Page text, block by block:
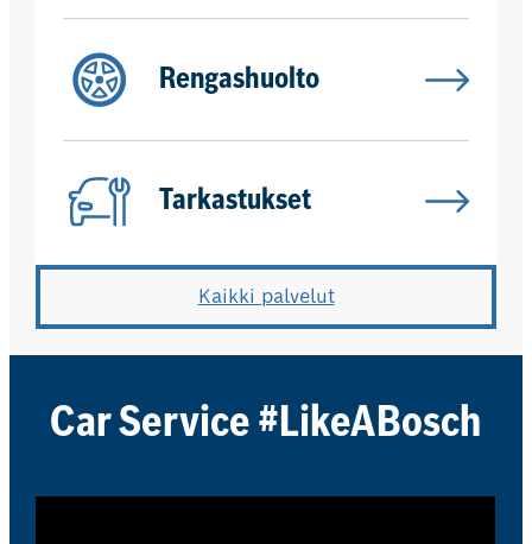
Rengashuolto
Tarkastukset
Kaikki palvelut
Car Service #LikeABosch